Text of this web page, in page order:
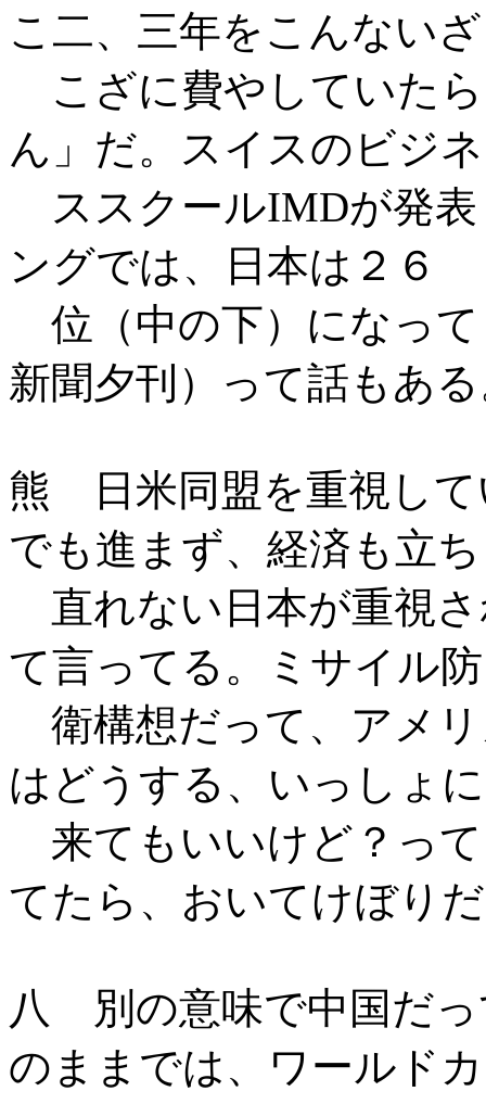
こ二、三年をこんないざ
こざに費やしていた
ん」だ。スイスのビジネ
ススクールIMDが発表
ングでは、日本は２６
位（中の下）になっ
新聞夕刊）って話もあ
熊 日米同盟を重視して
でも進まず、経済も立ち
直れない日本が重視
て言ってる。ミサイル防
衛構想だって、アメ
はどうする、いっしょに
来てもいいけど？っ
てたら、おいてけぼり
八 別の意味で中国だ
のままでは、ワールドカ